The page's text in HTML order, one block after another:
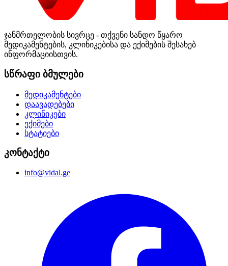
ჯანმრთელობის სივრცე - თქვენი სანდო წყარო
მედიკამენტების, კლინიკებისა და ექიმების შესახებ
ინფორმაციისთვის.
სწრაფი ბმულები
მედიკამენტები
დაავადებები
კლინიკები
ექიმები
სტატიები
კონტაქტი
info@vidal.ge